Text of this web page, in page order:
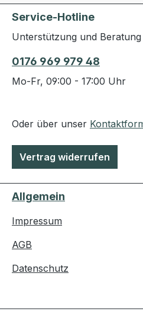
Service-Hotline
Unterstützung und
0176 969 979 48
Mo-Fr, 09:00 - 17:00 Uhr
Oder über unser
Vertrag widerrufen
Allgemein
Impressum
AGB
Datenschutz